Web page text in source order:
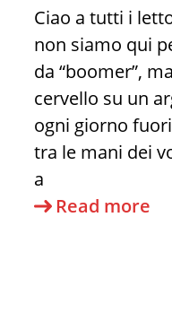
Ciao a tutti i
non siamo qui
da “boomer”,
cervello su un
ogni giorno
tra le mani dei
a
Read more